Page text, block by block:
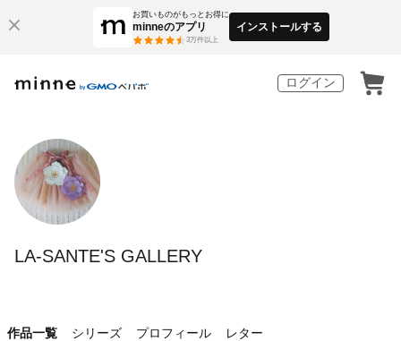
お買いものがもっとお得に
minneのアプリ
3万件以上
インストールする
ログイン
LA-SANTE'S GALLERY
作品一覧 シリーズ プロフィール レター